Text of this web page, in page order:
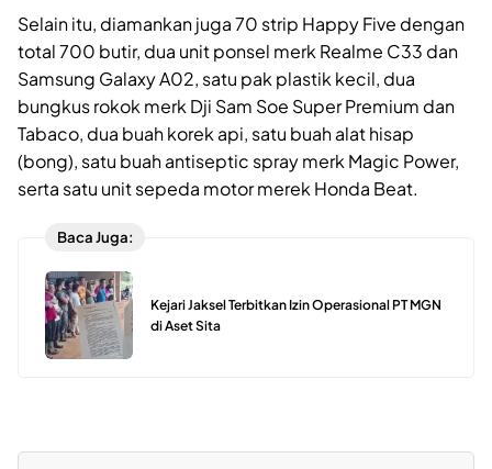
Selain itu, diamankan juga 70 strip Happy Five dengan
total 700 butir, dua unit ponsel merk Realme C33 dan
Samsung Galaxy A02, satu pak plastik kecil, dua
bungkus rokok merk Dji Sam Soe Super Premium dan
Tabaco, dua buah korek api, satu buah alat hisap
(bong), satu buah antiseptic spray merk Magic Power,
serta satu unit sepeda motor merek Honda Beat.
Baca Juga:
Kejari Jaksel Terbitkan Izin Operasional PT MGN
di Aset Sita